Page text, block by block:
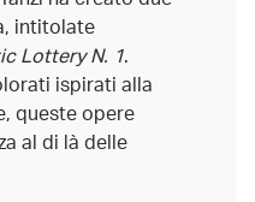
intitolate
Lottery N. 1.
ispirati alla
queste opere
al di là delle